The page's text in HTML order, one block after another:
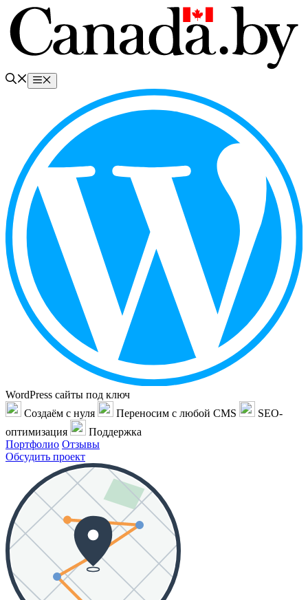
Перейти
содержимому
Меню
WordPress сайты под ключ
Создаём с нуля
Переносим с любой CMS
SEO-
оптимизация
Поддержка
Портфолио Отзывы
Обсудить проект